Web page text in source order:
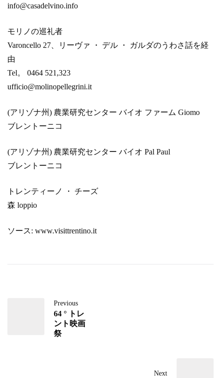
info@casadelvino.info
モリノの巡礼者
Varoncello 27、リーヴァ ・ デル ・ ガルダのうわさ話を経
由
Tel。 0464 521,323
ufficio@molinopellegrini.it
(アリゾナ州) 農業研究センター バイオ ファーム Giomo
ブレントーニコ
(アリゾナ州) 農業研究センター バイオ Pal Paul
ブレントーニコ
トレンティーノ ・ チーズ
森 loppio
ソース: www.visittrentino.it
Previous
64 ° トレ
ント映画
祭
Next